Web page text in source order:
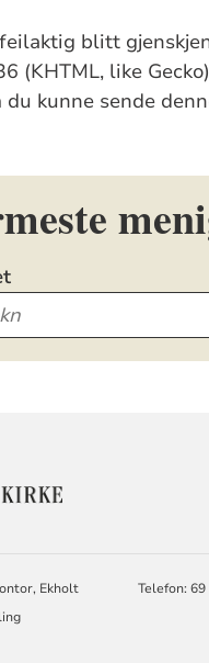
blitt
(KHTML, like
kunne sende
EKHOLT
MENIGHETER
Ekholt
Telefon: 69